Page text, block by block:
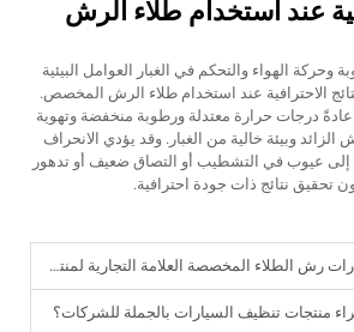
عند استخدام طلاء الرش
وحركة الهواء والتحكم في الغبار العوامل البيئية
الاحترافية عند استخدام طلاء الرش المخصص.
درجات حرارة معتدلة ورطوبة منخفضة وتهوية
الزائد وبيئة خالية من الغبار. وقد يؤدي الانحراف
عيوب في التشطيب أو التصاق ضعيف أو تدهور
تحقيق نتائج ذات جودة احترافية.
رش الطلاء المخصصة العلامة التجارية لمنتجات الرعاية؟
منتجات تنظيف السيارات بالجملة للشركات؟